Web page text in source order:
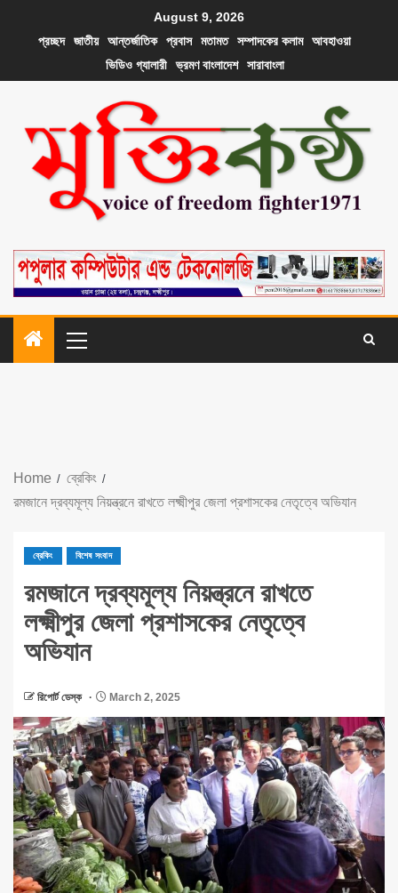
August 9, 2026
প্রচ্ছদ
জাতীয় আন্তর্জাতিক প্রবাস মতামত সম্পাদকের কলাম
আবহাওয়া
ভিডিও গ্যালারী
ভ্রমণ বাংলাদেশ সারাবাংলা
Home
ব্রেকিং
রমজানে দ্রব্যমূল্য নিয়ন্ত্রনে রাখতে লক্ষ্মীপুর জেলা প্রশাসকের নেতৃত্বে অভিযান
ব্রেকিং বিশেষ সংবাদ
রমজানে দ্রব্যমূল্য নিয়ন্ত্রনে রাখতে
লক্ষ্মীপুর জেলা প্রশাসকের নেতৃত্বে
অভিযান
রিপোর্ট ডেস্ক March 2, 2025